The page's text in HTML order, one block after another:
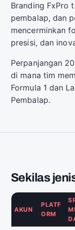
Branding FxPro
pembalap, dan
mencerminkan
presisi, dan
Perpanjangan
di mana tim
Formula 1 dan
Pembalap.
Sekilas
AKUN
PLATF
ORM